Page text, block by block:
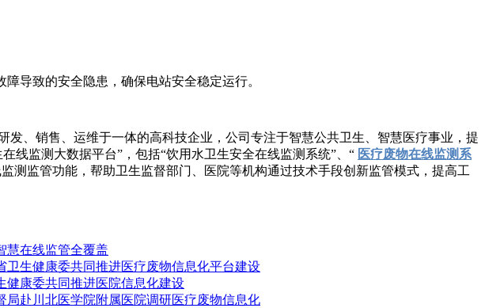
导致的安全隐患，确保电站安全稳定运行。
发、销售、运维于一体的高科技企业，公司专注于智慧公共卫生、智慧医疗事业，提
线监测大数据平台”，包括“饮用水卫生安全在线监测系统”、“ 医疗废物在线监测系
测监管功能，帮助卫生监督部门、医院等机构通过技术手段创新监管模式，提高工
慧在线监管全覆盖
卫生健康委共同推进医疗废物信息化平台建设
健康委共同推进医院信息化建设
局赴川北医学院附属医院调研医疗废物信息化